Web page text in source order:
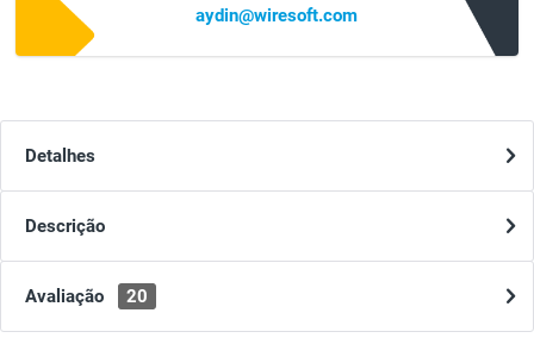
aydin@wiresoft.com
Detalhes
Descrição
Avaliação 20